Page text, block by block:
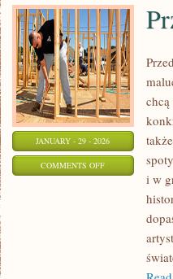
JANUARY - 29 - 2026
COMMENTS OFFON
PRZEDSZKOLE
ADAPTACJA
i w